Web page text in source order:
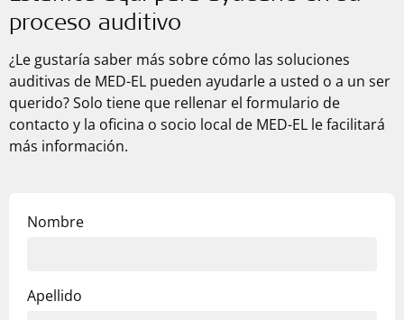
proceso auditivo
¿Le gustaría saber más sobre cómo las soluciones
auditivas de MED-EL pueden ayudarle a usted o a un ser
querido? Solo tiene que rellenar el formulario de
contacto y la oficina o socio local de MED-EL le facilitará
más información.
Nombre
Apellido